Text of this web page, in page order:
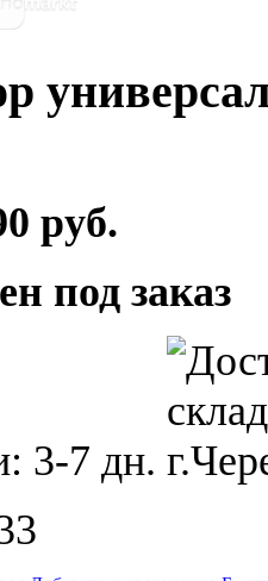
руб.
под заказ
3-7 дн.